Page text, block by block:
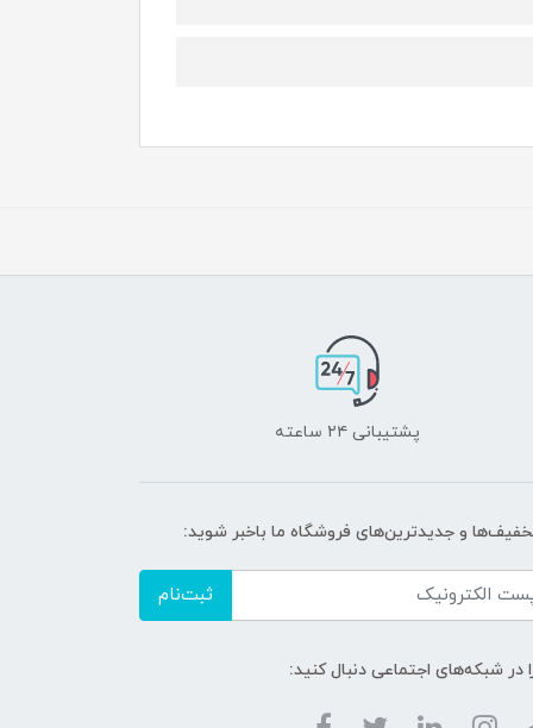
پشتیبانی ۲۴ ساعته
و جدیدترین‌های فروشگاه ما باخبر شوید:
ثبت‌نام
در شبکه‌های اجتماعی دنبال کنید: